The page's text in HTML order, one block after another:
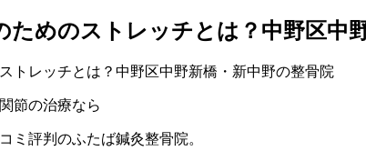
ためのストレッチとは？中野区中
節の治療なら
ミ評判のふたば鍼灸整骨院。